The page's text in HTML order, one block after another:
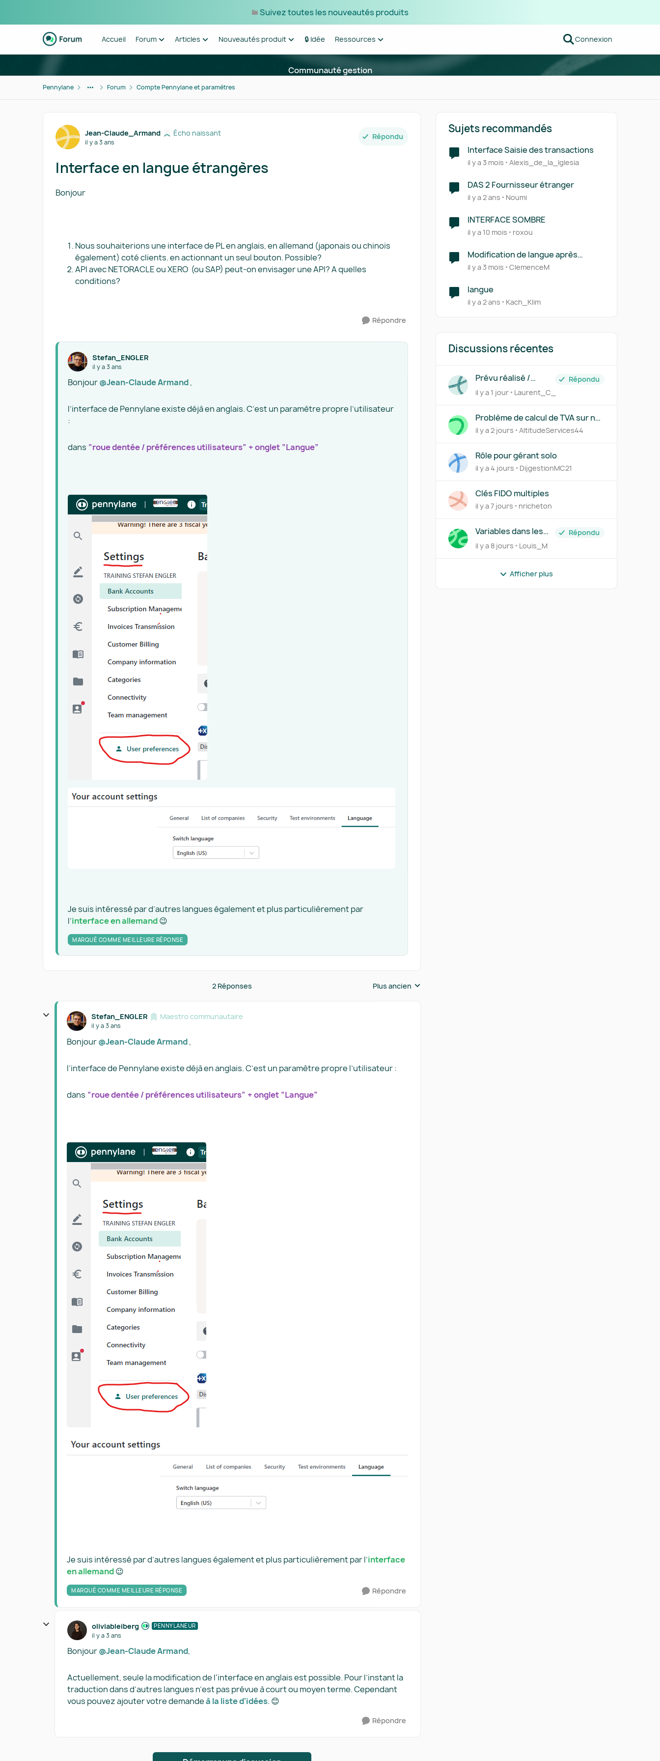
Suivez toutes les nouveautés produits
Passer au contenu
Accueil Forum Articles Nouveautés produit 🔒 Idée Ressources Connexion
Communauté gestion
Pennylane Forum Compte Pennylane et paramètres
Forum Discussion
Jean-Claude_Armand Écho naissant
il y a 3 ans
Répondu
Interface en langue étrangères
Bonjour
Nous souhaiterions une interface de PL en anglais, en allemand (japonais ou chinois
également) coté clients. en actionnant un seul bouton. Possible?
API avec NETORACLE ou XERO (ou SAP) peut-on envisager une API? A quelles
conditions?
Répondre
Stefan_ENGLER
il y a 3 ans
Bonjour@Jean-Claude Armand,
l’interface de Pennylane existe déjà en anglais. C’est un paramètre propre l’utilisateur
:
dans “roue dentée / préférences utilisateurs” + onglet “Langue”
Je suis intéressé par d’autres langues également et plus particulièrement par
l’interface en allemand😉
MARQUÉ COMME MEILLEURE RÉPONSE
2 Réponses Réponses triées par
Plus ancien
Stefan_ENGLER Maestro communautaire
il y a 3 ans
Bonjour@Jean-Claude Armand,
l’interface de Pennylane existe déjà en anglais. C’est un paramètre propre l’utilisateur :
dans “roue dentée / préférences utilisateurs” + onglet “Langue”
Je suis intéressé par d’autres langues également et plus particulièrement par l’interface
en allemand😉
MARQUÉ COMME MEILLEURE RÉPONSE Répondre
oliviableiberg PENNYLANEUR
il y a 3 ans
Bonjour@Jean-Claude Armand,
Actuellement, seule la modification de l'interface en anglais est possible. Pour l’instant la
traduction dans d’autres langues n’est pas prévue à court ou moyen terme. Cependant
vous pouvez ajouter votre demandeà la liste d'idées. 😊
Répondre
Sujets recommandés
Interface Saisie des transactions
il y a 3 mois Alexis_de_la_Iglesia
DAS 2 Fournisseur étranger
il y a 2 ans Noumi
INTERFACE SOMBRE
il y a 10 mois roxou
Modification de langue après
création facture
il y a 3 mois ClemenceM
langue
il y a 2 ans Kach_Klim
Discussions récentes
Prévu réalisé /
Previsionnel /
Business Plan
Répondu
il y a 1 jour
Laurent_C_
Problème de calcul de TVA sur nos
factures
il y a 2 jours AltitudeServices44
Rôle pour gérant solo
il y a 4 jours DijgestionMC21
Clés FIDO multiples
il y a 7 jours nricheton
Variables dans les
abonnements
Répondu
il y a 8 jours
Louis_M
Afficher plus